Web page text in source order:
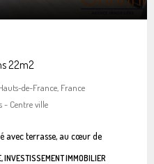
22m2
de-France, France
- Centre ville
avec terrasse, au cœur de
INVESTISSEMENT IMMOBILIER